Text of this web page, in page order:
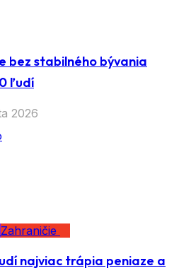
bez stabilného bývania
ľudí
2026
Zahraničie
najviac trápia peniaze a